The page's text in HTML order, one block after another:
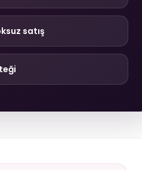
satış